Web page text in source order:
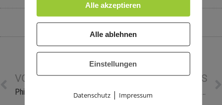
BySara Heuser August 23, 2023 12:57 p.m.
VORHERIGE NEWS
Philippe Zierlein ist Deutscher Meister im Diskuswurf
NÄCHSTE NEWS
Alltags-Fitness-Test für Menschen ab 60 Jahren
Alle akzeptieren
Alle ablehnen
Einstellungen
Datenschutz | Impressum